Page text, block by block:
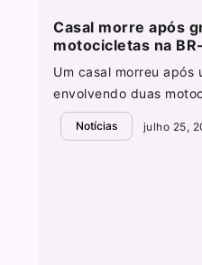
Casal morre após
motocicletas na
Um casal morreu após
envolvendo duas
Notícias julho 25,